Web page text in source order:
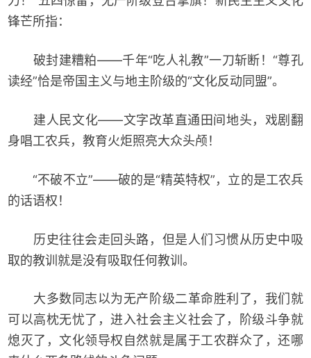
锋芒所指：
破封建糟粕——千年“吃人礼教”一刀斩断！“尊孔
读经”恰是帝国主义与地主阶级的“文化反动同盟”。
建人民文化——文字改革直通田间地头，戏剧翻
身唱工农兵，教育火炬照亮大众头颅！
“不破不立”——破的是“精英特权”，立的是工农兵
的话语权！
历史往往会走回头路，但是人们习惯从历史中吸
取的教训就是没有吸取任何教训。
大多数同志以为无产阶级二革命胜利了，我们就
可以高枕无忧了，进入社会主义社会了，阶级斗争就
熄灭了，文化领导权自然就是属于工农群众了，还哪